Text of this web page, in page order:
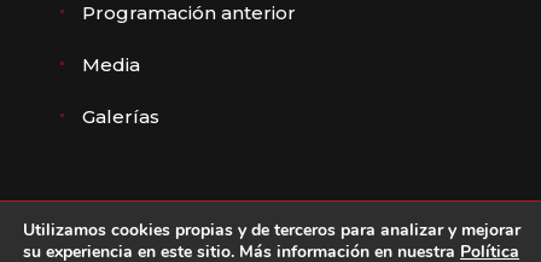
Programación anterior
Media
Galerías
© Ayuntamiento de Ávila ·Aviso legal, Política de
Utilizamos cookies propias y de terceros para analizar y mejorar
su experiencia en este sitio. Más información en nuestra Política